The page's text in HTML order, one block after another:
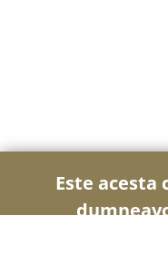
Este acesta